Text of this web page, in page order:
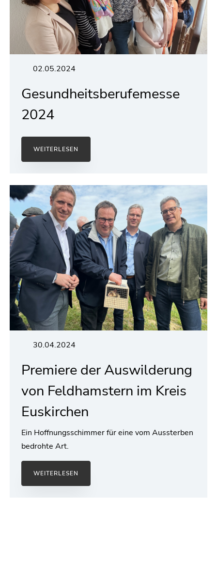
02.05.2024
Gesundheitsberufemesse
2024
WEITERLESEN
30.04.2024
Premiere der Auswilderung
von Feldhamstern im Kreis
Euskirchen
Ein Hoffnungsschimmer für eine vom Aussterben
bedrohte Art.
WEITERLESEN